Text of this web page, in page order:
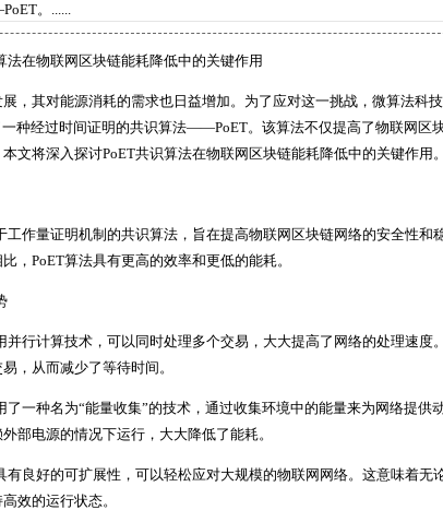
。......
法在物联网区块链能耗降低中的关键作用
，其对能源消耗的需求也日益增加。为了应对这一挑战，微算法科技
一种经过时间证明的共识算法——PoET。该算法不仅提高了物联网区
文将深入探讨PoET共识算法在物联网区块链能耗降低中的关键作用。
工作量证明机制的共识算法，旨在提高物联网区块链网络的安全性和
，PoET算法具有更高的效率和更低的能耗。
并行计算技术，可以同时处理多个交易，大大提高了网络的处理速度
，从而减少了等待时间。
了一种名为“能量收集”的技术，通过收集环境中的能量来为网络提供
部电源的情况下运行，大大降低了能耗。
有良好的可扩展性，可以轻松应对大规模的物联网网络。这意味着无
效的运行状态。